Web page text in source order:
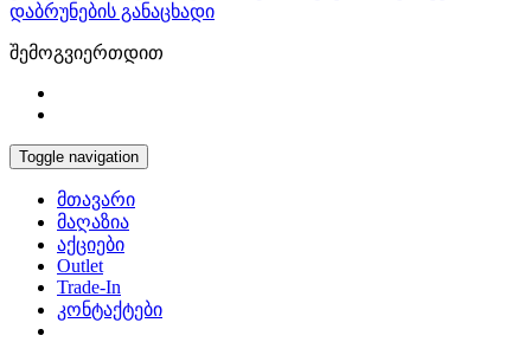
დაბრუნების განაცხადი
შემოგვიერთდით
Toggle navigation
მთავარი
მაღაზია
აქციები
Outlet
Trade-In
კონტაქტები